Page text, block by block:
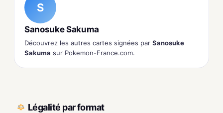
S
Sanosuke Sakuma
Découvrez les autres cartes signées par Sanosuke
Sakuma sur Pokemon-France.com.
Légalité par format